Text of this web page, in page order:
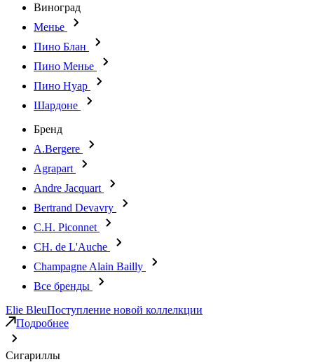
Виноград
Менье
Пино Блан
Пино Менье
Пино Нуар
Шардоне
Бренд
A.Bergere
Agrapart
Andre Jacquart
Bertrand Devavry
C.H. Piconnet
CH. de L'Auche
Champagne Alain Bailly
Все бренды
Elie BleuПоступление новой коллелкции
Подробнее
Сигариллы